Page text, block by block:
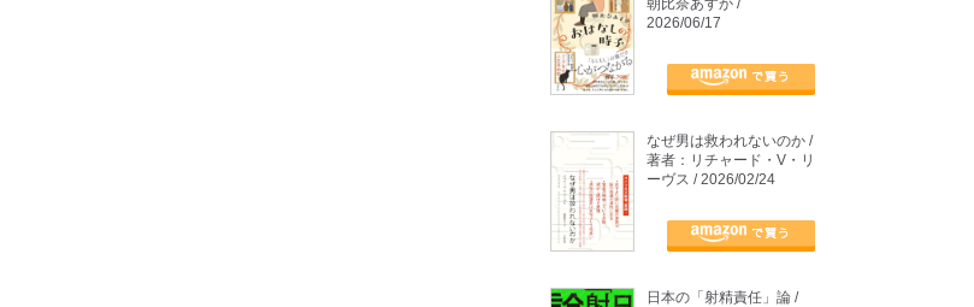
朝比奈あすか /
2026/06/17
なぜ男は救われないのか /
著者：リチャード・V・リ
ーヴス / 2026/02/24
日本の「射精責任」論 /